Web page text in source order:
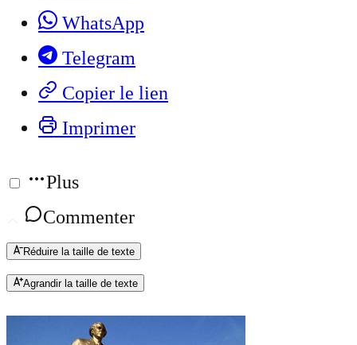
WhatsApp
Telegram
Copier le lien
Imprimer
Plus
Commenter
Réduire la taille de texte
Agrandir la taille de texte